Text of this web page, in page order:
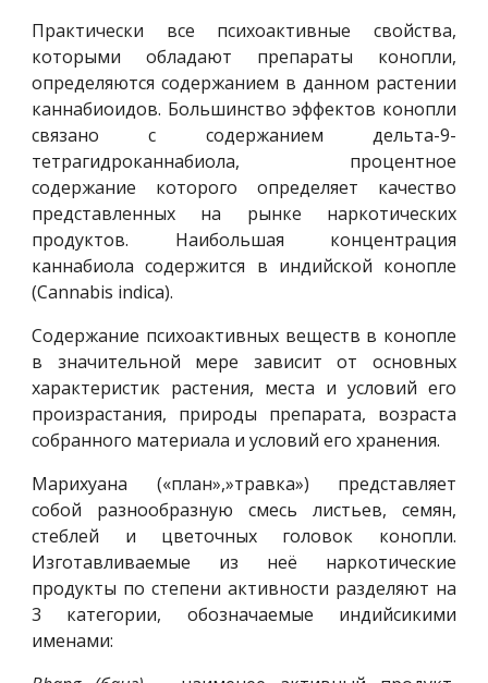
Практически все психоактивные свойства,
которыми обладают препараты конопли,
определяются содержанием в данном растении
каннабиоидов. Большинство эффектов конопли
связано с содержанием дельта-9-
тетрагидроканнабиола, процентное
содержание которого определяет качество
представленных на рынке наркотических
продуктов. Наибольшая концентрация
каннабиола содержится в индийской конопле
(Cannabis indica).
Содержание психоактивных веществ в конопле
в значительной мере зависит от основных
характеристик растения, места и условий его
произрастания, природы препарата, возраста
собранного материала и условий его хранения.
Марихуана («план»,»травка») представляет
собой разнообразную смесь листьев, семян,
стеблей и цветочных головок конопли.
Изготавливаемые из неё наркотические
продукты по степени активности разделяют на
3 категории, обозначаемые индийсикими
именами: